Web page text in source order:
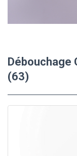
Débouchage
(63)